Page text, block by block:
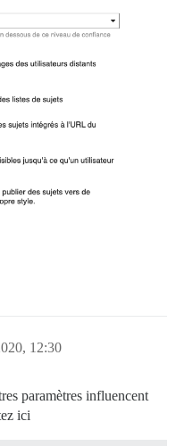
12:30
paramètres influencent
ici